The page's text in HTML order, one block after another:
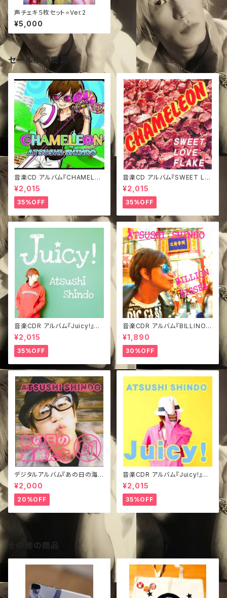
声チェキ５枚セット⭐Ver.2
¥5,000
セール中の商品
音楽CD アルバム『CHAMELEO
N』
¥2,015
35%OFF
音楽CD アルバム『SWEET LO
VE FLAKE』
¥2,015
35%OFF
音楽CDR アルバム『Juicy!』み
どジャケVer.
¥2,015
35%OFF
音楽CDR アルバム『BILLINO K
ISSES』TypeA
¥1,890
30%OFF
デジタルアルバム『あの日の海賊
たち①』
¥2,000
20%OFF
音楽CDR アルバム『Juicy!』き
ぃジャケVer.
¥2,015
35%OFF
その他の商品